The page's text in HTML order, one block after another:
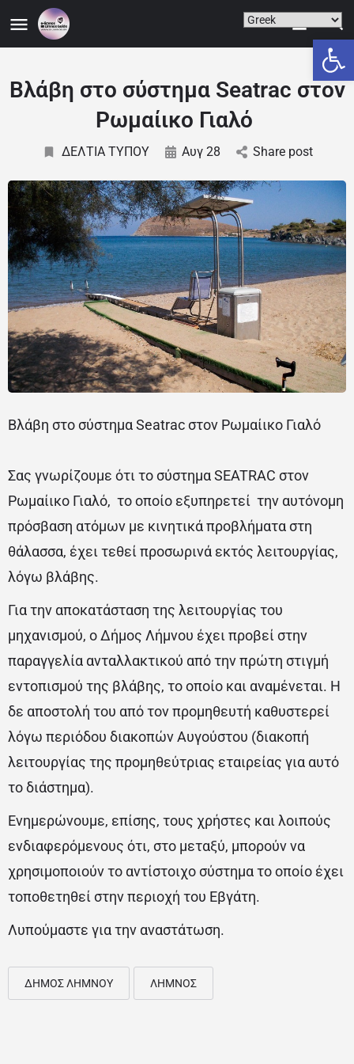
Βλάβη στο σύστημα Seatrac στον
Ρωμαίικο Γιαλό
ΔΕΛΤΙΑ ΤΥΠΟΥ Αυγ 28 Share post
Βλάβη στο σύστημα Seatrac στον Ρωμαίικο Γιαλό
Σας γνωρίζουμε ότι το σύστημα SEATRAC στον
Ρωμαίικο Γιαλό, το οποίο εξυπηρετεί την αυτόνομη
πρόσβαση ατόμων με κινητικά προβλήματα στη
θάλασσα, έχει τεθεί προσωρινά εκτός λειτουργίας,
λόγω βλάβης.
Για την αποκατάσταση της λειτουργίας του
μηχανισμού, ο Δήμος Λήμνου έχει προβεί στην
παραγγελία ανταλλακτικού από την πρώτη στιγμή
εντοπισμού της βλάβης, το οποίο και αναμένεται. Η
δε αποστολή του από τον προμηθευτή καθυστερεί
λόγω περιόδου διακοπών Αυγούστου (διακοπή
λειτουργίας της προμηθεύτριας εταιρείας για αυτό
το διάστημα).
Ενημερώνουμε, επίσης, τους χρήστες και λοιπούς
ενδιαφερόμενους ότι, στο μεταξύ, μπορούν να
χρησιμοποιούν το αντίστοιχο σύστημα το οποίο έχει
τοποθετηθεί στην περιοχή του Εβγάτη.
Λυπούμαστε για την αναστάτωση.
ΔΗΜΟΣ ΛΗΜΝΟΥ ΛΗΜΝΟΣ